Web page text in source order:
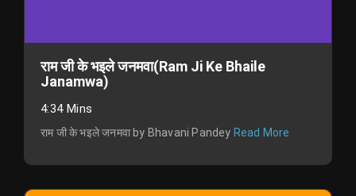
राम जी के भइले जनमवा(Ram Ji Ke Bhaile
Janamwa)
4:34 Mins
राम जी के भइले जनमवा by Bhavani Pandey Read More